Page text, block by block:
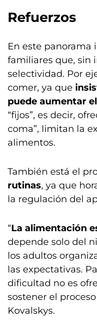
Refuerzos
En este
familiares que, sin
selectividad. Por
comer, ya que
puede aumentar
“fijos”, es decir,
coma”, limitan la
alimentos.
También está el
rutinas, ya que
la regulación del
“La alimentación
depende solo del
los adultos
las expectativas.
dificultad no es
sostener el
Kovalskys.